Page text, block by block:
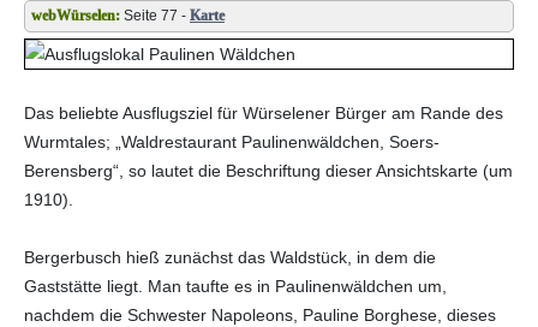
Seite 77 - Karte
Das beliebte Ausflugsziel für Würselener Bürger am Rande des
Wurmtales; „Waldrestaurant Paulinenwäldchen, Soers-
Berensberg“, so lautet die Beschriftung dieser Ansichtskarte (um
1910).
Bergerbusch hieß zunächst das Waldstück, in dem die
Gaststätte liegt. Man taufte es in Paulinenwäldchen um,
nachdem die Schwester Napoleons, Pauline Borghese, dieses